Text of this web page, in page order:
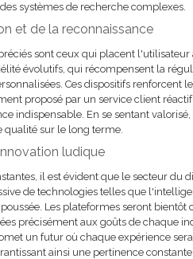
systèmes de recherche complexes.
et de la reconnaissance
sont ceux qui placent
évolutifs, qui récompensent la
Ces dispositifs renforcent
proposé par un service client
indispensable. En se sentant
qualité sur le long terme.
ludique
il est évident que le secteur du
de technologies telles que
Les plateformes seront bientôt
précisément aux goûts de chaque
un futur où chaque expérience
ainsi une pertinence